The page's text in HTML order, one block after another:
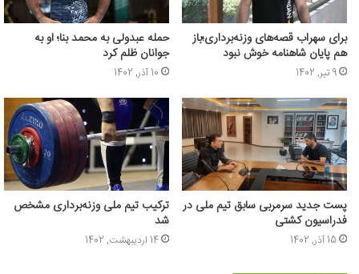
برای سهراب قصه‌های وزنه‌برداری؛باز
هم پایان شاهنامه خوش نبود
9 تیر, 1402
حمله عبدولی به محمد بنا؛ او به
جوانان ظلم کرد
10 آذر, 1402
پست جدید سرمربی سابق تیم ملی در
فدراسیون کشتی
15 آذر, 1402
ترکیب تیم ملی وزنه‌برداری مشخص
شد
14 اردیبهشت, 1402